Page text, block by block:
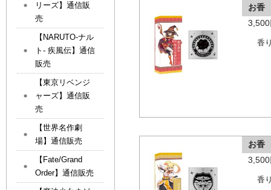
お香
香
お香
香
リーズ】通信販
売
【NARUTO-ナル
ト- 疾風伝】通信
販売
【東京リベンジ
ャーズ】通信販
売
【世界名作劇
場】通信販売
【Fate/Grand
Order】通信販売